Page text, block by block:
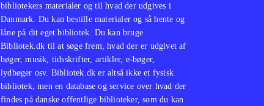
bibliotekers materialer og til hvad der udgives i
Danmark. Du kan bestille materialer og så hente og
låne på dit eget bibliotek. Du kan bruge
Bibliotek.dk til at søge frem, hvad der er udgivet af
bøger, musik, tidsskrifter, artikler, e-bøger,
lydbøger osv. Bibliotek.dk er altså ikke et fysisk
bibliotek, men en database og service over hvad der
findes på danske offentlige biblioteker, som du kan